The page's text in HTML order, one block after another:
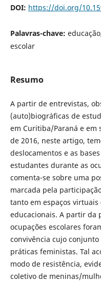
DOI: https://doi.org/
Palavras-chave:
escolar
Resumo
A partir de entrevistas,
(auto)biográficas de
em Curitiba/Paraná e em
de 2016, neste artigo,
deslocamentos e as
estudantes durante as
comenta-se sobre uma
marcada pela
tanto em espaços
educacionais. A partir da
ocupações escolares
convivência cujo
práticas feministas. Tal
modo de resistência,
coletivo de meninas/